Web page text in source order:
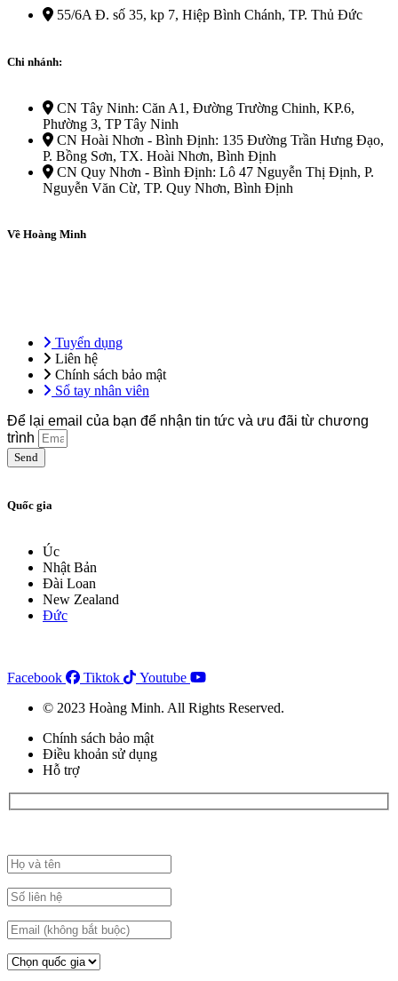
55/6A Đ. số 35, kp 7, Hiệp Bình Chánh, TP. Thủ Đức
Chi nhánh:
CN Tây Ninh: Căn A1, Đường Trường Chinh, KP.6,
Phường 3, TP Tây Ninh
CN Hoài Nhơn - Bình Định: 135 Đường Trần Hưng Đạo,
P. Bồng Sơn, TX. Hoài Nhơn, Bình Định
CN Quy Nhơn - Bình Định: Lô 47 Nguyễn Thị Định, P.
Nguyễn Văn Cừ, TP. Quy Nhơn, Bình Định
Về Hoàng Minh
Tuyển dụng
Liên hệ
Chính sách bảo mật
Sổ tay nhân viên
Để lại email của bạn để nhận tin tức và ưu đãi từ chương
trình
Send
Quốc gia
Úc
Nhật Bản
Đài Loan
New Zealand
Đức
Facebook Tiktok
Youtube
© 2023 Hoàng Minh. All Rights Reserved.
Chính sách bảo mật
Điều khoản sử dụng
Hỗ trợ